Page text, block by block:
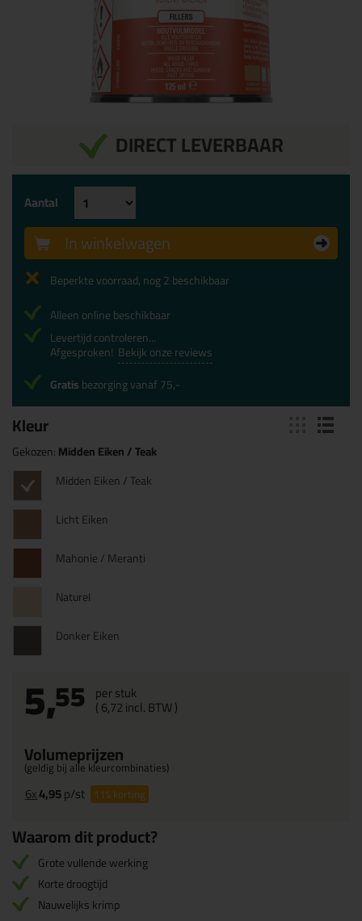
DIRECT LEVERBAAR
Kleur
Gekozen:Midden Eiken / Teak
Midden Eiken / Teak
Licht Eiken
Mahonie / Meranti
Naturel
Donker Eiken
5,55 per stuk
(6,72incl. BTW )
Volumeprijzen
(geldig bij alle kleurcombinaties)
6x4,95p/st 11%korting
Aantal
In winkelwagen
Beperkte voorraad, nog 2 beschikbaar
Alleen online beschikbaar
Levertijd controleren...
Afgesproken! Bekijk onze reviews
Gratisbezorging vanaf 75,-
Waarom dit product?
Grote vullende werking
Korte droogtijd
Nauwelijks krimp